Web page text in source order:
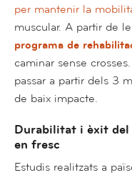
per mantenir la
muscular. A partir de
programa de
caminar sense
passar a partir dels 3
de baix impacte.
Durabilitat i èxit del
en fresc
Estudis realitzats a